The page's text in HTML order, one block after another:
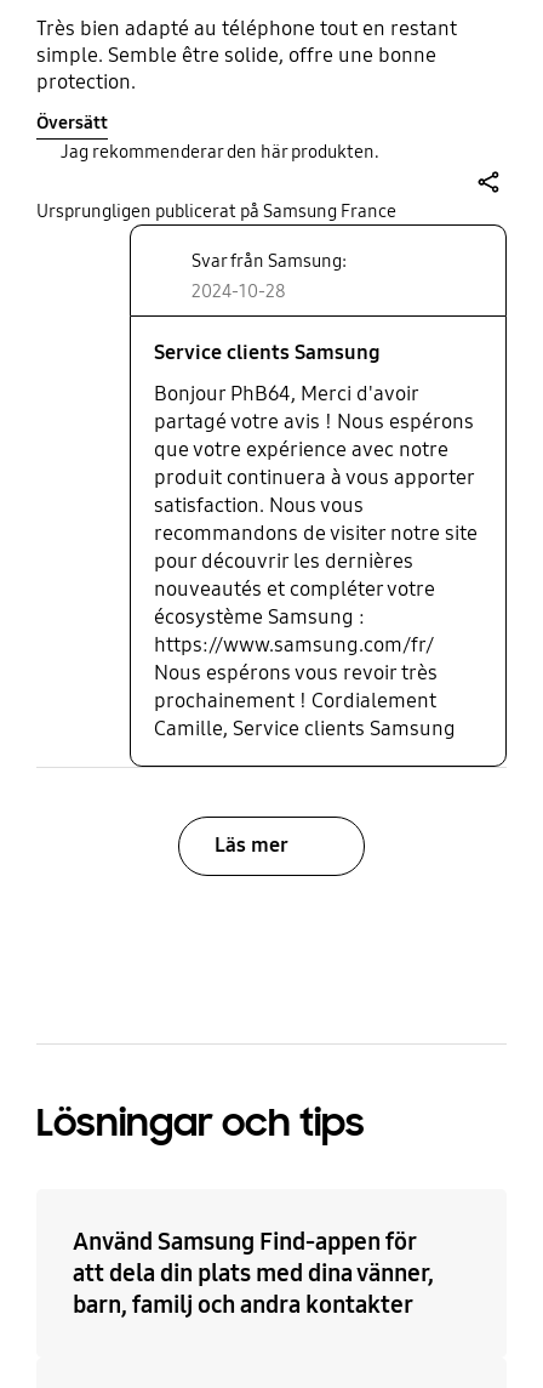
Très bien adapté au téléphone tout en restant
simple. Semble être solide, offre une bonne
protection.
Översätt
Jag rekommenderar den här produkten.
Ursprungligen publicerat på Samsung France
Svar från Samsung:
2024-10-28
Service clients Samsung
Bonjour PhB64, Merci d'avoir
partagé votre avis ! Nous espérons
que votre expérience avec notre
produit continuera à vous apporter
satisfaction. Nous vous
recommandons de visiter notre site
pour découvrir les dernières
nouveautés et compléter votre
écosystème Samsung :
https://www.samsung.com/fr/
Nous espérons vous revoir très
prochainement ! Cordialement
Camille, Service clients Samsung
Läs mer
Lösningar och tips
Använd Samsung Find-appen för
att dela din plats med dina vänner,
barn, familj och andra kontakter